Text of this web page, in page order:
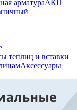
арматураАКП
теплиц и вставки
Аксессуары